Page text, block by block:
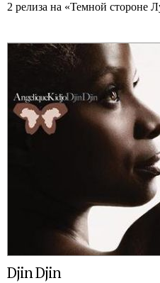
2 релиза на «Темной стороне
Djin Djin